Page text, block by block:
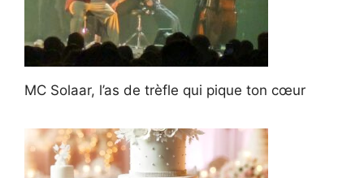
MC Solaar, l’as de trèfle qui pique ton cœur